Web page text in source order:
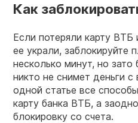
Как
Если потеряли карту ВТБ
ее украли, заблокируйте
несколько минут, но зато
никто не снимет деньги
одной статье все
карту банка ВТБ, а
блокировку со счета.